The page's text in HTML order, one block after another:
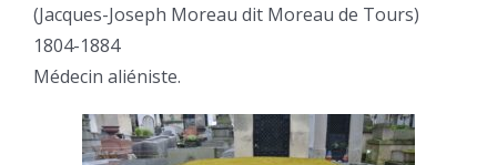
(Jacques-Joseph Moreau dit Moreau de Tours)
1804-1884
Médecin aliéniste.